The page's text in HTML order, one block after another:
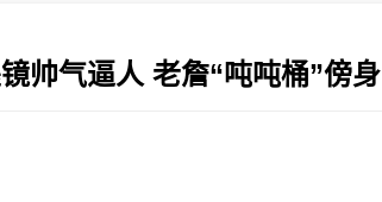
帅气逼人 老詹“吨吨桶”傍身